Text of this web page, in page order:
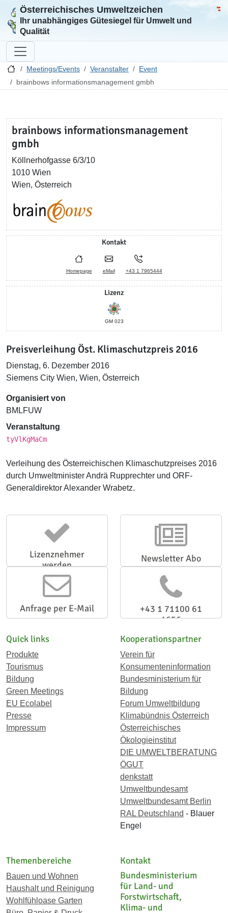
Zur Startseite
Österreichisches Umweltzeichen
Ihr unabhängiges Gütesiegel für Umwelt und
Qualität
Meetings/Events Veranstalter
Event
brainbows informationsmanagement gmbh
brainbows informationsmanagement
gmbh
Köllnerhofgasse 6/3/10
1010 Wien
Wien, Österreich
Kontakt
Homepage eMail +43 1 7965444
Lizenz
GM 023
Preisverleihung Öst. Klimaschutzpreis 2016
Dienstag, 6. Dezember 2016
Siemens City Wien, Wien, Österreich
Organisiert von
BMLFUW
Veranstaltung
tyVlKgMaCm
Verleihung des Österreichischen Klimaschutzpreises 2016
durch Umweltminister Andrä Rupprechter und ORF-
Generaldirektor Alexander Wrabetz.
Lizenznehmer
werden
Newsletter Abo
Anfrage per E-Mail
+43 1 71100 61
1656
Quick links
Produkte
Tourismus
Bildung
Green Meetings
EU Ecolabel
Presse
Impressum
Kooperationspartner
Verein für
Konsumenteninformation
Bundesministerium für
Bildung
Forum Umweltbildung
Klimabündnis Österreich
Österreichisches
Ökologieinstitut
DIE UMWELTBERATUNG
ÖGUT
denkstatt
Umweltbundesamt
Umweltbundesamt Berlin
RAL Deutschland - Blauer
Engel
Themenbereiche
Bauen und Wohnen
Haushalt und Reinigung
Wohlfühloase Garten
Kontakt
Bundesministerium
für Land- und
Forstwirtschaft,
Klima- und